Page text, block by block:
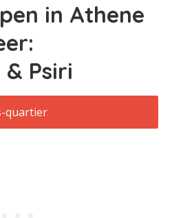
in Athene
Psiri